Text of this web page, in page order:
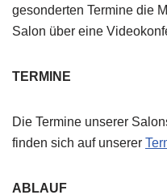
gesonderten Termine die
Salon über eine
TERMINE
Die Termine unserer
finden sich auf unserer
ABLAUF